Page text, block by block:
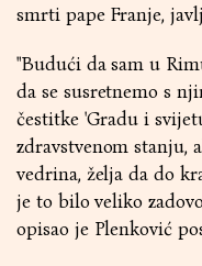
smrti pape Franje,
"Budući da sam u
da se susretnemo s
čestitke 'Gradu i
zdravstvenom stanju,
vedrina, želja da do
je to bilo veliko
opisao je Plenković